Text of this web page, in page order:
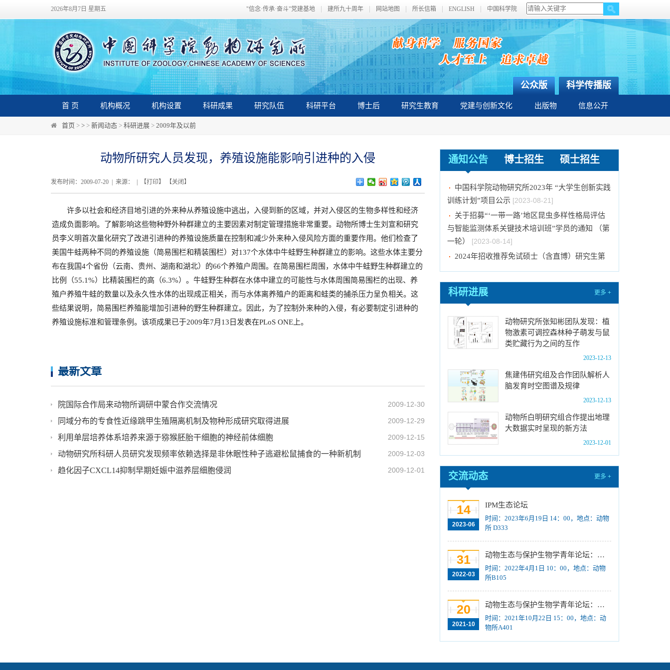
2026年8月7日 星期五 "信念·传承·奋斗"党建基地 建所九十周年 网站地图 所长信箱 ENGLISH 中国科学院
科学传播版
公众版
首 页 机构概况 机构设置 科研成果 研究队伍 科研平台 博士后 研究生教育 党建与创新文化 出版物 信息公开
首页 > > > 新闻动态 > 科研进展 > 2009年及以前
动物所研究人员发现，养殖设施能影响引进种的入侵
发布时间：2009-07-20 | 来源： | 【打印】 【关闭 】
许多以社会和经济目地引进的外来种从养殖设施中逃出，入侵到新的区域，并对入侵区的生物多样性和经济
造成负面影响。了解影响这些物种野外种群建立的主要因素对制定管理措施非常重要。动物所博士生刘宣和研究
员李义明首次量化研究了改进引进种的养殖设施质量在控制和减少外来种入侵风险方面的重要作用。他们检查了
美国牛蛙两种不同的养殖设施（简易围栏和精装围栏）对137个水体中牛蛙野生种群建立的影响。这些水体主要分
布在我国4个省份（云南、贵州、湖南和湖北）的66个养殖户周围。在简易围栏周围，水体中牛蛙野生种群建立的
比例（55.1%） 比精装围栏的高（6.3%）。牛蛙野生种群在水体中建立的可能性与水体周围简易围栏的出现、养
殖户养殖牛蛙的数量以及永久性水体的出现成正相关，而与水体离养殖户的距离和蛙类的捕杀压力呈负相关。这
些结果说明，简易围栏养殖能增加引进种的野生种群建立。因此，为了控制外来种的入侵，有必要制定引进种的
养殖设施标准和管理条例。该项成果已于2009年7月 13 日 发表在PLoS ONE 上。
最新文章
2009-12-30
院国际合作局来动物所调研中蒙合作交流情况
2009-12-29
同域分布的专食性近缘跳甲生殖隔离机制及物种形成研究取得进展
2009-12-15
利用单层培养体系培养来源于猕猴胚胎干细胞的神经前体细胞
2009-12-03
动物研究所科研人员研究发现频率依赖选择是非休眠性种子逃避松鼠捕食的一种新机制
2009-12-01
趋化因子CXCL14抑制早期妊娠中滋养层细胞侵润
通知公告 博士招生 硕士招生
2024年招收推荐免试硕士（含直博）研究生第
中国科学院动物研究所2023年 “大学生创新实践
训练计划”项目公示 [2023-08-21]
关于招募“‘一带一路’地区昆虫多样性格局评估
与智能监测体系关键技术培训班”学员的通知 （第
一轮）
[2023-08-14]
2024年招收推荐免试硕士（含直博）研究生第
国际动物学会关于申报第九届（2023-2025年
度）中国科协青年人才托举工程项目的通知[2023-
08-02]
中国科学院动物研究所2024年接收推荐免试生
（直博生）招生简章[2023-07-11]
中国科学院动物研究所2023年优秀大学生夏令
营活动时间安排、须知及公示名单
[2023-07-05]
2023年“中国科学院动物研究所大学生创新实践
训练计划”申报指南
2024年招收推荐免试硕士（含直博）研究生第
二批拟录取结果公示[2023-09-05]
中国科学院动物研究所2023年 “大学生创新实践
关于招募“‘一带一路’地区昆虫多样性格局评估
与智能监测体系关键技术培训班”学员的通知 （第
2024年招收推荐免试硕士（含直博）研究生第
一批拟录取结果公示[2023-08-10]
度）中国科协青年人才托举工程项目的通知
08-02]
中国科学院动物研究所2024年接收推荐免试生
中国科学院动物研究所2023年优秀大学生夏令
营活动时间安排、须知及公示名单[2023-07-05]
2023年“中国科学院动物研究所大学生创新实践
科研进展 更多 +
动物研究所张知彬团队发现：植
物激素可调控森林种子萌发与鼠
类贮藏行为之间的互作
2023-12-13
焦建伟研究组及合作团队解析人
脑发育时空图谱及规律
2023-12-13
动物所白明研究组合作提出地理
大数据实时呈现的新方法
2023-12-01
交流动态 更多 +
14
2023-06
IPM生态论坛
时间：2023年6月19日 14：00，地点：动物
所 D333
31
2022-03
动物生态与保护生物学青年论坛：Regeneration enhancers and the evolution of regenerative capacities
时间：2022年4月1日 10：00，地点：动物
所B105
20
2021-10
动物生态与保护生物学青年论坛：中国大型食肉动物生态研究与保护
时间：2021年10月22日 15：00，地点：动
物所A401